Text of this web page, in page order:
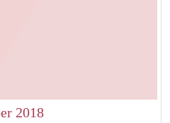
2018